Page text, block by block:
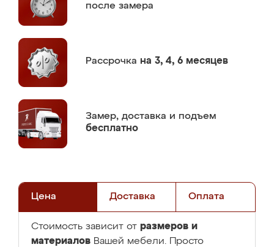
после замера
Рассрочка на 3, 4, 6 месяцев
Замер, доставка и подъем
бесплатно
Цена Доставка Оплата
Стоимость зависит от размеров и
материалов Вашей мебели. Просто